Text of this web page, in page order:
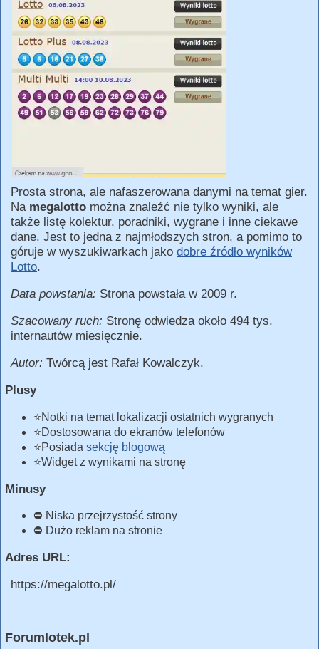
Prosta strona, ale nafaszerowana danymi na temat gier.
Na megalotto można znaleźć nie tylko wyniki, ale
także listę kolektur, poradniki, wygrane i inne ciekawe
dane. Jest to jedna z najmłodszych stron, a pomimo to
góruje w wyszukiwarkach jako dobre źródło wyników
Lotto.
Data powstania: Strona powstała w 2009 r.
Szacowany ruch: Stronę odwiedza około 494 tys.
internautów miesięcznie.
Autor: Twórcą jest Rafał Kowalczyk.
Plusy
⭐Notki na temat lokalizacji ostatnich wygranych
⭐Dostosowana do ekranów telefonów
⭐Posiada sekcję blogową
⭐Widget z wynikami na stronę
Minusy
⛔ Niska przejrzystość strony
⛔ Dużo reklam na stronie
Adres URL:
https://megalotto.pl/
Forumlotek.pl